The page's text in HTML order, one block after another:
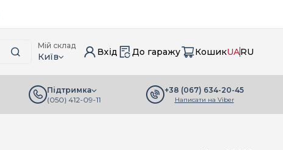
Мій склад
Київ Вхід До гаражу КошикUARU
Підтримка
(050) 412-09-11
+38 (067) 634-20-45
Написати на Viber